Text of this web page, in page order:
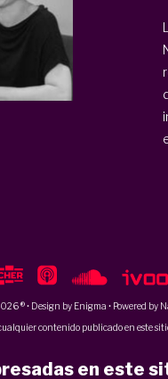
® • Design by Enigma • Powered by
contenido publicado en este
en este